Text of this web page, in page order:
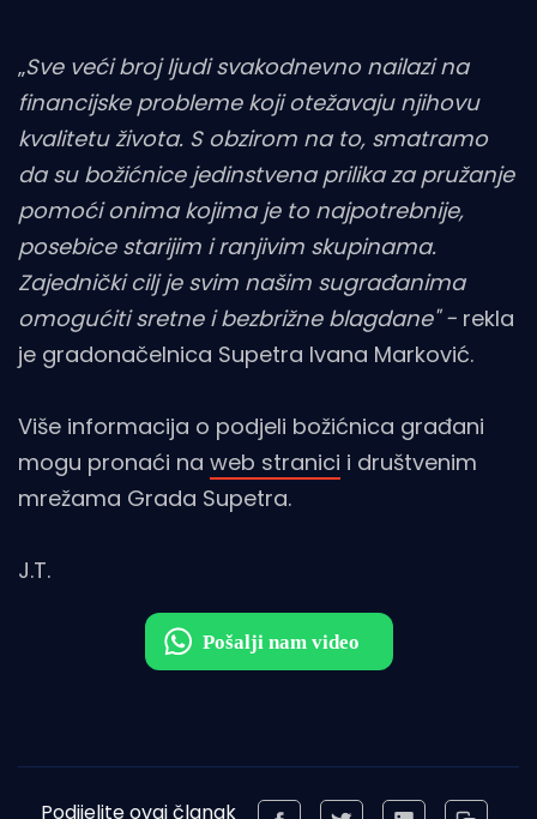
„Sve veći broj ljudi svakodnevno nailazi na
financijske probleme koji otežavaju njihovu
kvalitetu života. S obzirom na to, smatramo
da su božićnice jedinstvena prilika za pružanje
pomoći onima kojima je to najpotrebnije,
posebice starijim i ranjivim skupinama.
Zajednički cilj je svim našim sugrađanima
omogućiti sretne i bezbrižne blagdane" - rekla
je gradonačelnica Supetra Ivana Marković.
Više informacija o podjeli božićnica građani
mogu pronaći na web stranici i društvenim
mrežama Grada Supetra.
J.T.
Podijelite ovaj članak